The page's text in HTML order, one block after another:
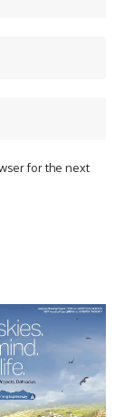
for the next